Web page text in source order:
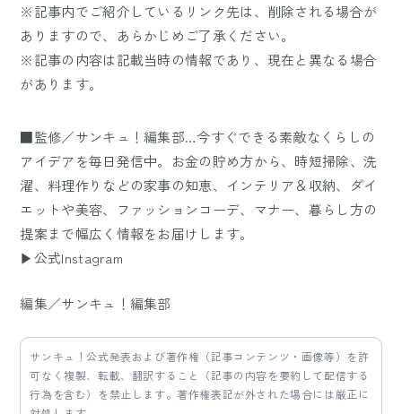
※記事内でご紹介しているリンク先は、削除される場合が
ありますので、あらかじめご了承ください。
※記事の内容は記載当時の情報であり、現在と異なる場合
があります。
■監修／サンキュ！編集部…今すぐできる素敵なくらしの
アイデアを毎日発信中。お金の貯め方から、時短掃除、洗
濯、料理作りなどの家事の知恵、インテリア＆収納、ダイ
エットや美容、ファッションコーデ、マナー、暮らし方の
提案まで幅広く情報をお届けします。
▶公式Instagram
編集／サンキュ！編集部
サンキュ！公式発表および著作権（記事コンテンツ・画像等）を許
可なく複製、転載、翻訳すること（記事の内容を要約して配信する
行為を含む）を禁止します。著作権表記が外された場合には厳正に